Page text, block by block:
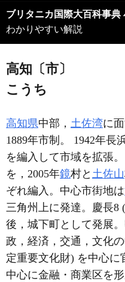
ブリタニカ国際大百科事典
わかりやすい解説
高知〔市〕
こうち
高知県中部， 土佐湾に
1889年市制。 1942年長
を編入して市域を拡張。
を，2005年鏡村と 土佐山
ぞれ編入。中心市街地は
三角州上に発達。慶長8
後，城下町として発展
政，経済，交通，文化
定重要文化財) を中心に
中心に金融・商業区を形